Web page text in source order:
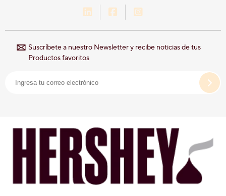
LinkedIn-Hershey-México
Facebook-Hershey-
Suscríbete a nuestro Newsletter y recibe noticias de tus
Productos favoritos